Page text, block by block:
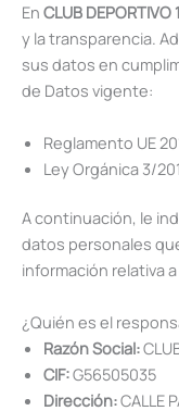
En CLUB DEPORTIVO
y la transparencia.
sus datos en
de Datos vigente:
Reglamento UE
Ley Orgánica 3/
A continuación, le
datos personales
información relativa
¿Quién es el
Razón Social:
CIF:G56505035
Dirección:CALLE